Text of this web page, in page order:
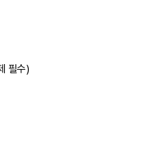
필수)